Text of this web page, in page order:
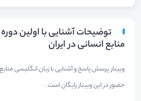
توضیحات آشنایی با اولین
منابع انسانی در ایران
وبینار پرسش پاسخ و آشنایی با زبان انگلیسی
حضور در این وبینار رایگان است .